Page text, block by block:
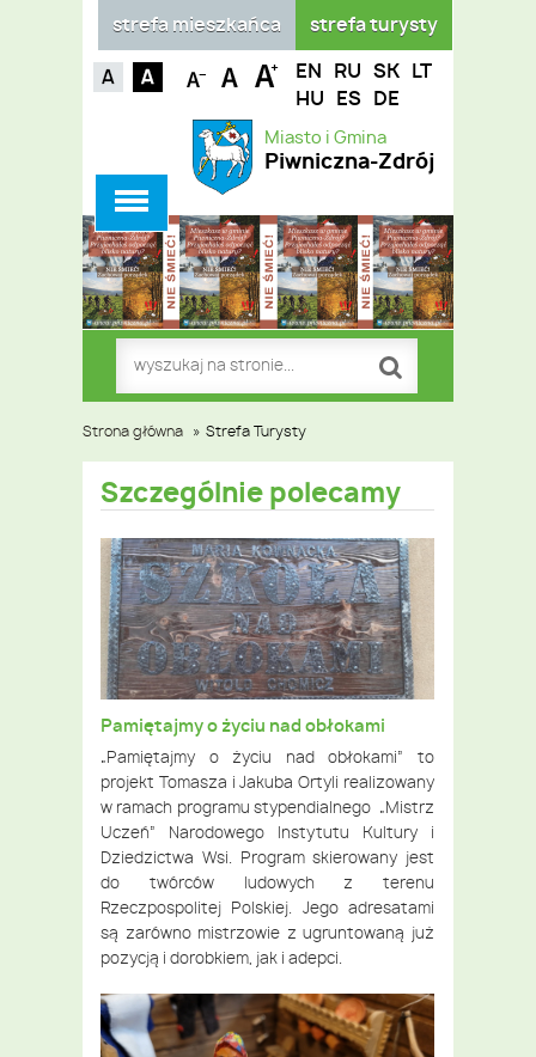
Miasto i Gmina
Piwniczna-Zdrój
EN RU SK
LT
HU
ES DE
strefa turysty
strefa mieszkańca
Strona główna » Strefa Turysty
Szczególnie polecamy
Pamiętajmy o życiu nad obłokami
„Pamiętajmy o życiu nad obłokami” to
projekt Tomasza i Jakuba Ortyli realizowany
w ramach programu stypendialnego „Mistrz
Uczeń” Narodowego Instytutu Kultury i
Dziedzictwa Wsi. Program skierowany jest
do twórców ludowych z terenu
Rzeczpospolitej Polskiej. Jego adresatami
są zarówno mistrzowie z ugruntowaną już
pozycją i dorobkiem, jak i adepci.